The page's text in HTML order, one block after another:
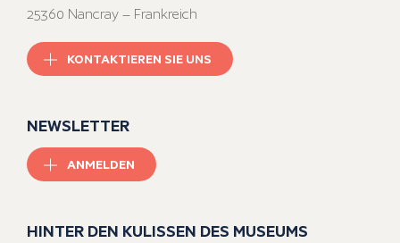
25360 Nancray – Frankreich
KONTAKTIEREN SIE UNS
NEWSLETTER
ANMELDEN
HINTER DEN KULISSEN DES MUSEUMS